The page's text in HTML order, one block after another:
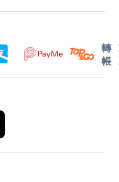
，能抵抗外來應
抗炎、抗代謝、
等多種作用
情況再作最後確
未能提供任何訂
有權拒絕接
接受退換。
轉
帳